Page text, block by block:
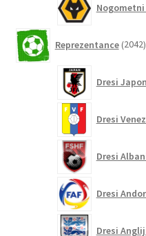
Nogometni
Reprezentance 2042
Dresi
Dresi
Dresi
Dresi
Dresi